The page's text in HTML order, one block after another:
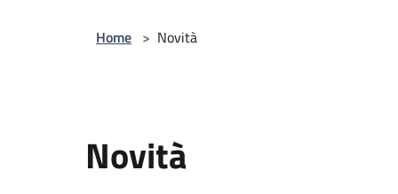
Home > Novità
Novità